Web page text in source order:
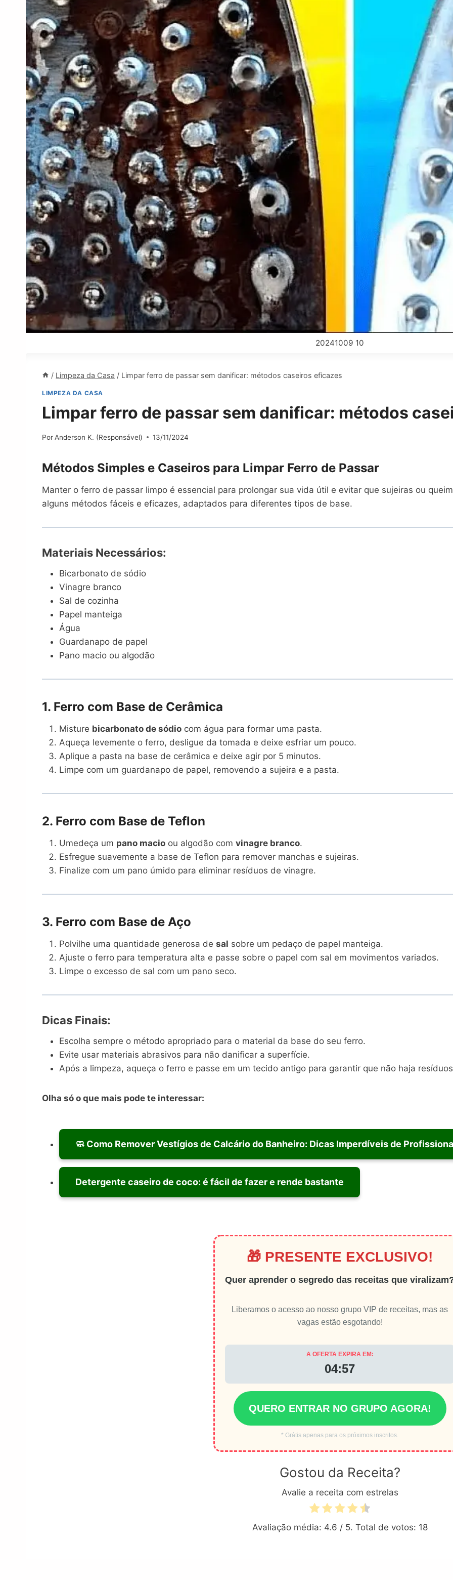
20241009 10
/ Limpeza da Casa / Limpar ferro de passar sem danificar: métodos caseiros eficazes
LIMPEZA DA CASA
Limpar ferro de passar sem danificar: métodos
Por Anderson K. (Responsável) 13/11/2024
Métodos Simples e Caseiros para Limpar Ferro de Passar
Manter o ferro de passar limpo é essencial para prolongar sua vida útil e evitar que sujeiras ou
alguns métodos fáceis e eficazes, adaptados para diferentes tipos de base.
Materiais Necessários:
Bicarbonato de sódio
Vinagre branco
Sal de cozinha
Papel manteiga
Água
Guardanapo de papel
Pano macio ou algodão
1. Ferro com Base de Cerâmica
Misture bicarbonato de sódio com água para formar uma pasta.
Aqueça levemente o ferro, desligue da tomada e deixe esfriar um pouco.
Aplique a pasta na base de cerâmica e deixe agir por 5 minutos.
Limpe com um guardanapo de papel, removendo a sujeira e a pasta.
2. Ferro com Base de Teflon
Umedeça um pano macio ou algodão com vinagre branco.
Esfregue suavemente a base de Teflon para remover manchas e sujeiras.
Finalize com um pano úmido para eliminar resíduos de vinagre.
3. Ferro com Base de Aço
Polvilhe uma quantidade generosa de sal sobre um pedaço de papel manteiga.
Ajuste o ferro para temperatura alta e passe sobre o papel com sal em movimentos variados.
Limpe o excesso de sal com um pano seco.
Dicas Finais:
Escolha sempre o método apropriado para o material da base do seu ferro.
Evite usar materiais abrasivos para não danificar a superfície.
Após a limpeza, aqueça o ferro e passe em um tecido antigo para garantir que não haja
Olha só o que mais pode te interessar:
🧼 Como Remover Vestígios de Calcário do Banheiro: Dicas Imperdíveis de
Detergente caseiro de coco: é fácil de fazer e rende bastante
🎁 PRESENTE EXCLUSIVO!
Quer aprender o segredo das receitas que
Liberamos o acesso ao nosso grupo VIP de receitas, mas as
vagas estão esgotando!
A OFERTA EXPIRA EM:
04:55
QUERO ENTRAR NO GRUPO AGORA!
* Grátis apenas para os próximos inscritos.
Gostou da Receita?
Avalie a receita com estrelas
Avaliação média: 4.6 / 5. Total de votos: 18